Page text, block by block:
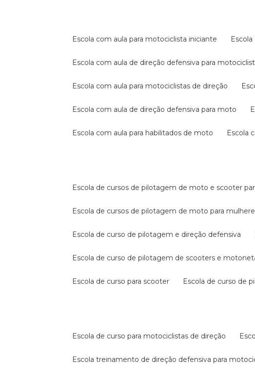
escola com aula para motociclista iniciante
escola com aula de direção defensiva para
escola com aula para motociclistas de direção
escola com aula de direção defensiva para moto
escola com aula para habilitados de moto escola
escola de cursos de pilotagem de moto e scooter
escola de cursos de pilotagem de moto para
escola de curso de pilotagem e direção defensiva
escola de curso de pilotagem de scooters e
escola de curso para scooter escola de curso de
escola de curso para motociclistas de direção
escola treinamento de direção defensiva para